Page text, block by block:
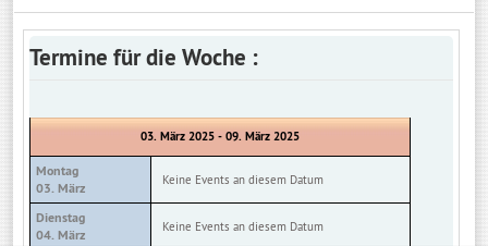
Termine für die Woche :
03. März 2025 - 09. März 2025
Montag
03. März
Keine Events an diesem Datum
Dienstag
04. März
Keine Events an diesem Datum